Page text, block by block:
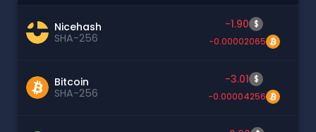
Nicehash
SHA-256
-1.90 $
-0.00002065
Bitcoin
SHA-256
-3.01 $
-0.00004256